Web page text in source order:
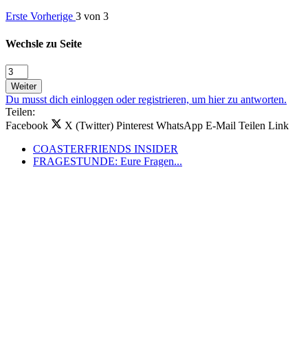
Erste Vorherige 3 von 3
Wechsle zu Seite
Weiter
Du musst dich einloggen oder registrieren, um hier zu antworten.
Teilen:
Facebook
X (Twitter) Pinterest WhatsApp E-Mail Teilen Link
COASTERFRIENDS INSIDER
FRAGESTUNDE: Eure Fragen...